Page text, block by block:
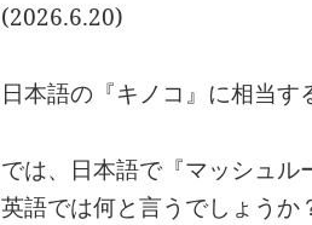
(2026.6.20)
日本語の『キノコ』に相当
では、日本語で『マッシュ
英語では何と言うでしょうか